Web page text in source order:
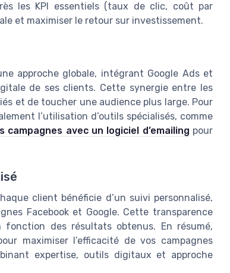
les KPI essentiels (taux de clic, coût par
et maximiser le retour sur investissement.
approche globale, intégrant Google Ads et
de ses clients. Cette synergie entre les
et de toucher une audience plus large. Pour
l’utilisation d’outils spécialisés, comme
campagnes avec un logiciel d’emailing pour
client bénéficie d’un suivi personnalisé,
Facebook et Google. Cette transparence
des résultats obtenus. En résumé,
maximiser l’efficacité de vos campagnes
expertise, outils digitaux et approche